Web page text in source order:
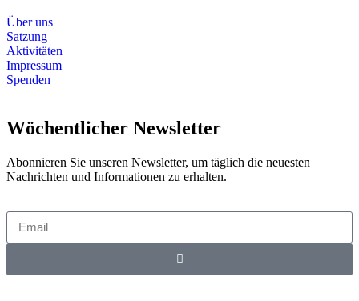
Über uns
Satzung
Aktivitäten
Impressum
Spenden
Wöchentlicher Newsletter
Abonnieren Sie unseren Newsletter, um täglich die neuesten
Nachrichten und Informationen zu erhalten.